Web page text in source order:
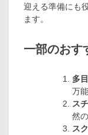
迎える準備にも
ます。
一部のおす
多
万
ス
然
ス